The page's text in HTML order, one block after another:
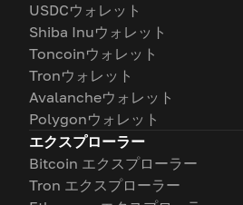
USDCウォレット
Shiba Inuウォレット
Toncoinウォレット
Tronウォレット
Avalancheウォレット
Polygonウォレット
エクスプローラー
Bitcoin エクスプローラー
Tron エクスプローラー